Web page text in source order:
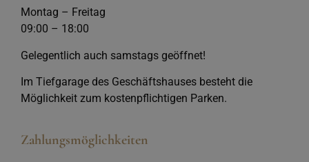
Montag – Freitag
09:00 – 18:00
Gelegentlich auch samstags geöffnet!
Im Tiefgarage des Geschäftshauses besteht die
Möglichkeit zum kostenpflichtigen Parken.
Zahlungsmöglichkeiten